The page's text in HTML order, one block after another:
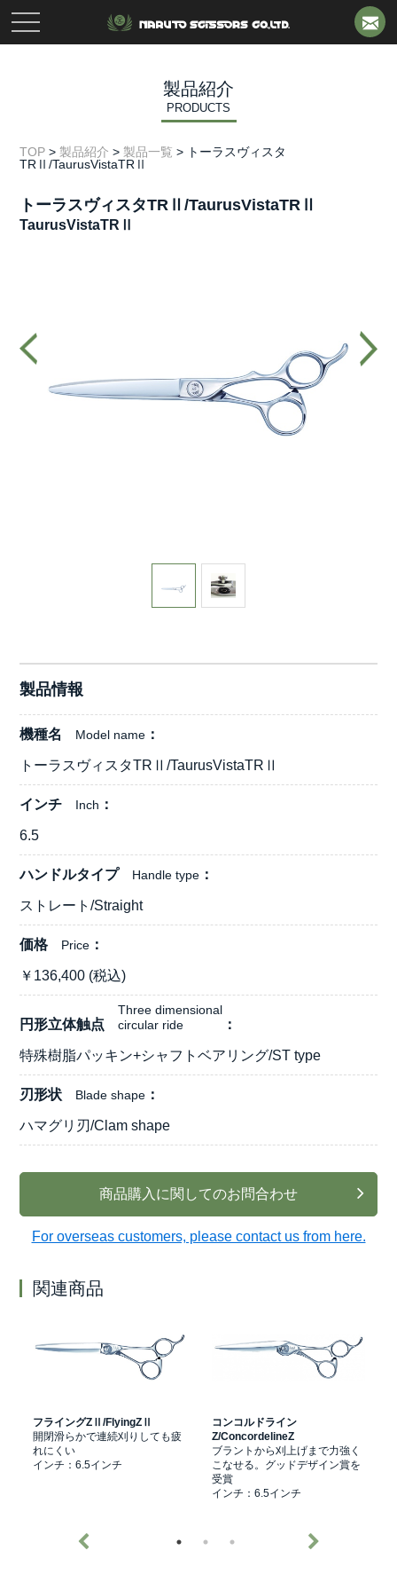
toggle
navigation
製品紹介
PRODUCTS
TOP >製品紹介 >製品一覧 > トーラスヴィスタ
TRⅡ/TaurusVistaTRⅡ
トーラスヴィスタTRⅡ/TaurusVistaTRⅡ
TaurusVistaTRⅡ
製品情報
機種名 Model name
トーラスヴィスタTRⅡ/TaurusVistaTRⅡ
インチ Inch
6.5
ハンドルタイプ Handle type
ストレート/Straight
価格 Price
￥ 136,400 (税込)
円形立体触点
Three dimensional
circular ride
特殊樹脂パッキン+シャフトベアリング/ST type
刃形状 Blade shape
ハマグリ刃/Clam shape
商品購入に関してのお問合わせ
For overseas customers, please contact us from here.
関連商品
フライングZⅡ/FlyingZⅡ
開閉滑らかで連続刈りしても疲
れにくい
インチ：6.5インチ
コンコルドライン
Z/ConcordelineZ
ブラントから刈上げまで力強く
こなせる。グッドデザイン賞を
受賞
インチ：6.5インチ